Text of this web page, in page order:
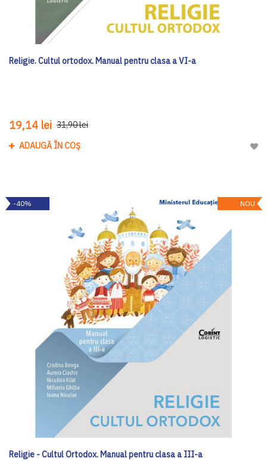
Religie. Cultul ortodox. Manual pentru clasa a VI-a
19,14 lei 31,90 lei
ADAUGĂ ÎN COȘ
NOU
-40%
Religie - Cultul Ortodox. Manual pentru clasa a III-a